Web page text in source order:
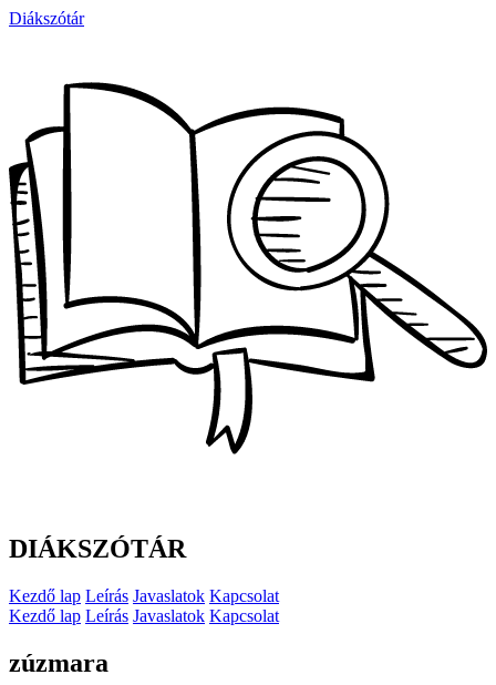
Diákszótár
DIÁKSZÓTÁR
Kezdő lap Leírás Javaslatok Kapcsolat
Kezdő lap Leírás Javaslatok Kapcsolat
zúzmara